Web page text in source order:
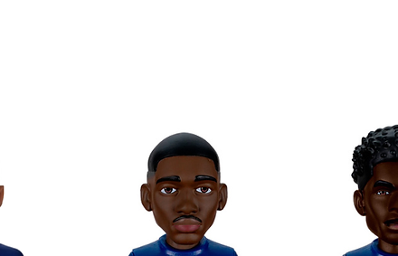
ihrer kompakten Größe lässt sie sich
oder in einer Vitrine für Roman-
die eine Roman-Reigns-Figur oder
ist dieses Modell eine großartige
Auch als Geschenk für
ist sie bestens geeignet. Ob zum
als Dekoration – diese Figur aus der